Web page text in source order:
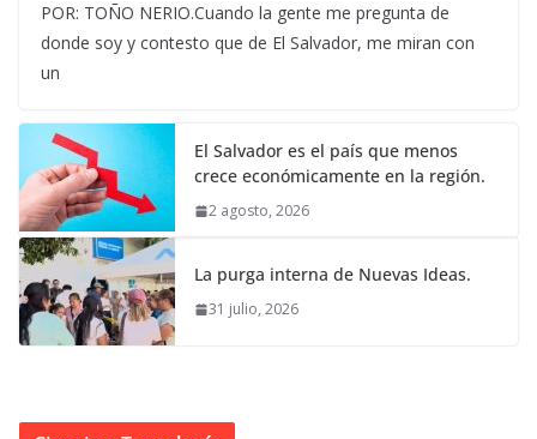
POR: TOÑO NERIO.Cuando la gente me pregunta de
donde soy y contesto que de El Salvador, me miran con
un
El Salvador es el país que menos
crece económicamente en la región.
2 agosto, 2026
La purga interna de Nuevas Ideas.
31 julio, 2026